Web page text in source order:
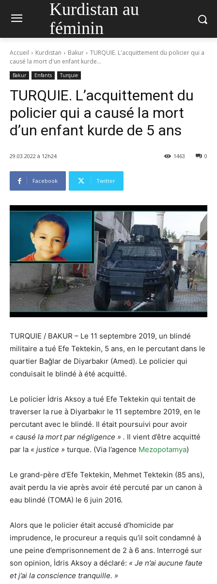
Kurdistan au
féminin
Accueil Kurdistan Bakur
TURQUIE. L'acquittement du policier qui a
causé la mort d'un enfant kurde...
Bakur Enfants Turquie
TURQUIE. L’acquittement du
policier qui a causé la mort
d’un enfant kurde de 5 ans
29.03.2022 à 12h24 0
1463
Facebook Twitter
TURQUIE / BAKUR – Le 11 septembre 2019, un blindé
militaire a tué Efe Tektekin, 5 ans, en le percutant dans le
quartier Bağlar de Diyarbakır (Amed). Le policier qui
conduisait le blindé à été acquitté.
Le policier İdris Aksoy a tué Efe Tektekin qui tentait de
traverser la rue à Diyarbakır le 11 septembre 2019, en le
percutant avec le blindé. Il était poursuivi pour avoir
« causé la mort par négligence » . Il vient d’être acquitté
par la « justice » turque. (Via l’agence Mezopotamya)
Le grand-père d’Efe Tektekin, Mehmet Tektekin (85 ans),
avait perdu la vie après avoir été percuté par un canon à
eau blindé (TOMA) le 6 juin 2016.
Alors que le policier était accusé d’homicide par
imprudence, le procureur a requis qu’il soit condamné à
une peine d’emprisonnement de 2 à 6 ans. Interrogé sur
son opinion, İdris Aksoy a déclaré: « Je n’ai aucune faute
et j’ai la conscience tranquille. »